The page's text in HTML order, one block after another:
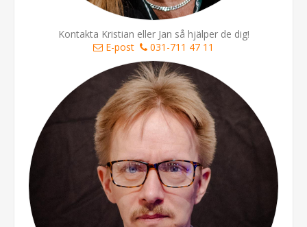
Kontakta Kristian eller Jan så hjälper de dig!
E-post
031-711 47 11